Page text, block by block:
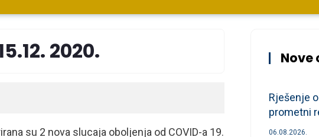
2020.
su 2 nova slucaja oboljenja od COVID-a 19.
Nove
Rješenje
prometni
06.08.2026.